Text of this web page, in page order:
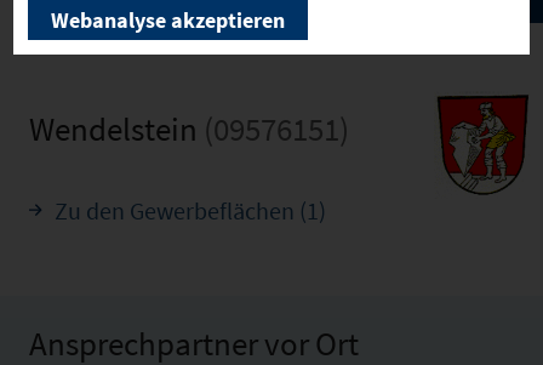
Wendelstein (09576151)
Zu den Gewerbeflächen (1)
Ansprechpartner vor Ort
Webanalyse akzeptieren